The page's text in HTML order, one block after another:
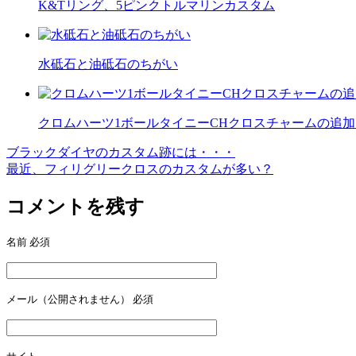
K&Tリング、5ピンクトルマリンカスタム
水砥石と油砥石のちがい
クロムハーツ1ボールタイニーCHクロスチャームの追
投
稿
ナ
ビ
ゲ
ー
シ
ョ
ブラックダイヤのカスタム跡には・・・
最近、フィリグリークロスのカスタムが多い？
コメントを残す
名前 必須
メール（公開されません） 必須